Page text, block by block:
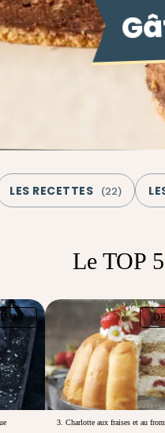
LES RECETTES (22)
Le TOP
3. Charlotte aux fraises et au